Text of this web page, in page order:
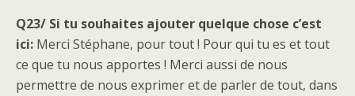
Q23/ Si tu souhaites ajouter quelque chose c’est
ici: Merci Stéphane, pour tout ! Pour qui tu es et tout
ce que tu nous apportes ! Merci aussi de nous
permettre de nous exprimer et de parler de tout, dans